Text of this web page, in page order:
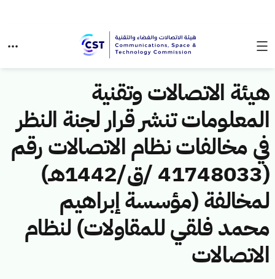
هيئة الاتصالات وتقنية
المعلومات تنشر قرار لجنة النظر
في مخالفات نظام الاتصالات رقم
(41748033 /ق/1442هـ)
لمخالفة (مؤسسة إبراهيم
محمد فلقي للمقاولات) لنظام
الاتصالات